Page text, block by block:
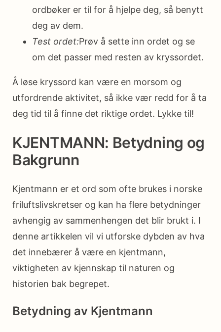
ordbøker er til for å hjelpe deg, så benytt
deg av dem.
Test ordet:Prøv å sette inn ordet og se
om det passer med resten av kryssordet.
Å løse kryssord kan være en morsom og
utfordrende aktivitet, så ikke vær redd for å ta
deg tid til å finne det riktige ordet. Lykke til!
KJENTMANN: Betydning og
Bakgrunn
Kjentmann er et ord som ofte brukes i norske
friluftslivskretser og kan ha flere betydninger
avhengig av sammenhengen det blir brukt i. I
denne artikkelen vil vi utforske dybden av hva
det innebærer å være en kjentmann,
viktigheten av kjennskap til naturen og
historien bak begrepet.
Betydning av Kjentmann